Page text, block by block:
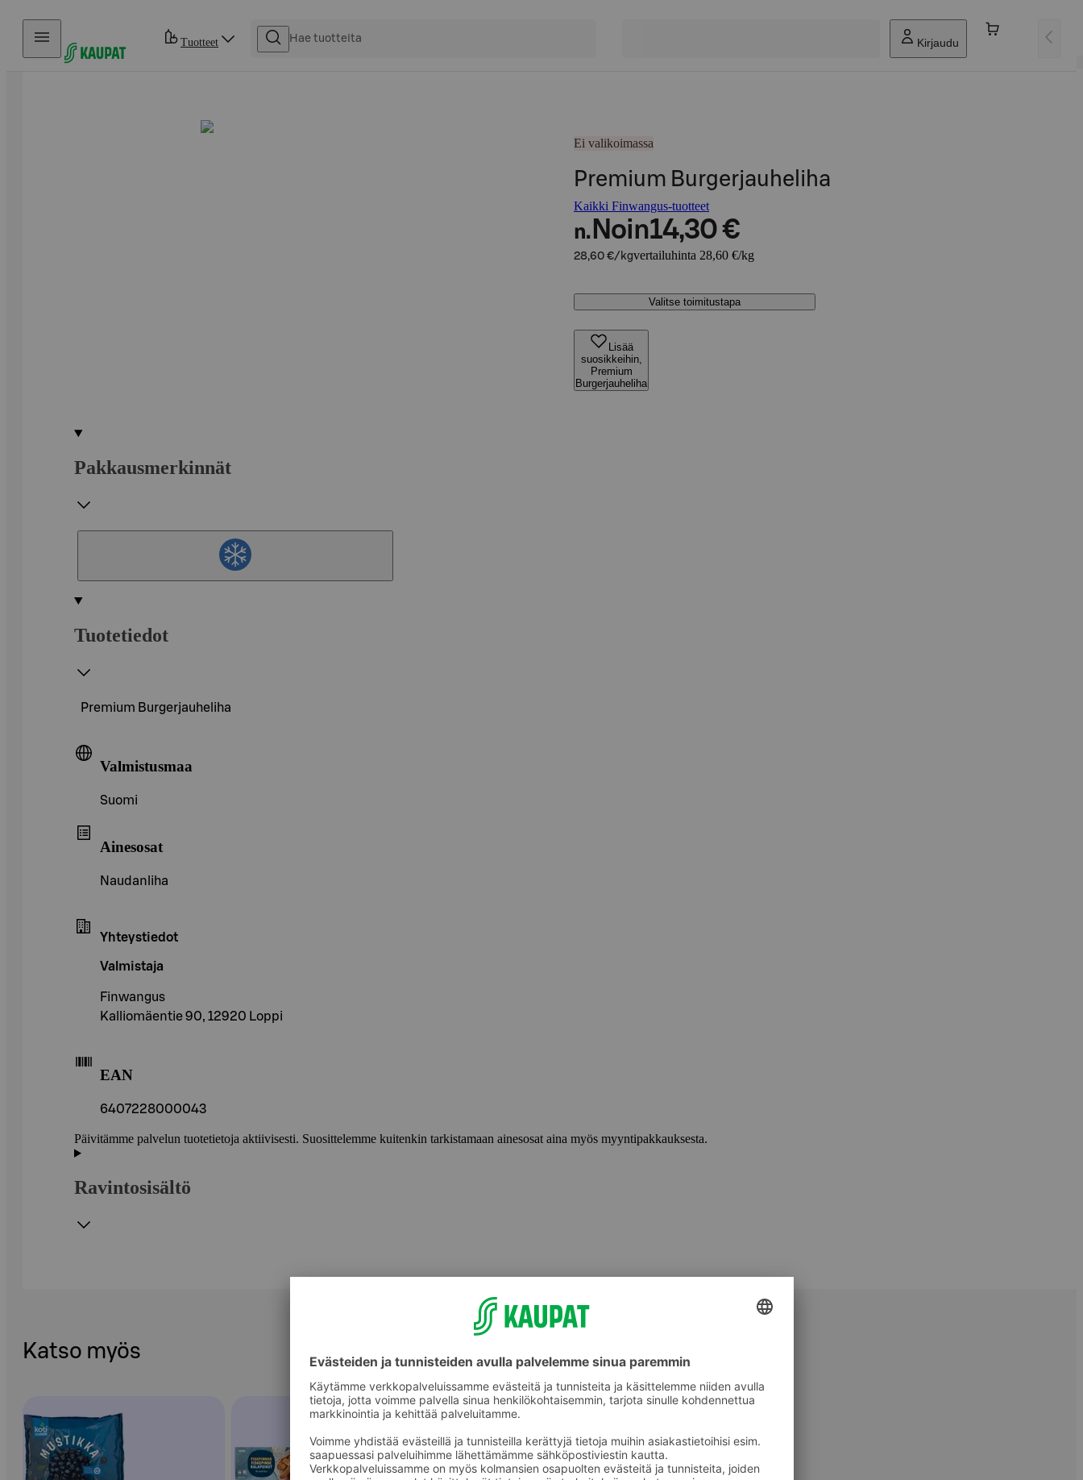
Hyppää sisältöön
Tuotteet Kirjaudu
Ei valikoimassa
Premium Burgerjauheliha
Kaikki Finwangus-tuotteet
n. Noin14,30 €
28,60 €/kgvertailuhinta 28,60 €/kg
Valitse toimitustapa
Lisää
suosikkeihin,
Premium
Burgerjauheliha
Pakkausmerkinnät
Tuotetiedot
Premium Burgerjauheliha
Valmistusmaa
Suomi
Ainesosat
Naudanliha
Yhteystiedot
Valmistaja
Finwangus
Kalliomäentie 90, 12920 Loppi
EAN
6407228000043
Päivitämme palvelun tuotetietoja aktiivisesti. Suosittelemme kuitenkin tarkistamaan ainesosat aina myös myyntipakkauksesta.
Ravintosisältö
Katso myös